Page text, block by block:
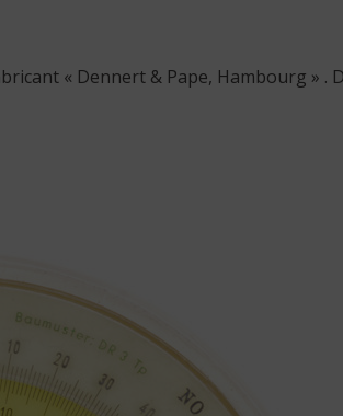
« Dennert & Pape, Hambourg » .